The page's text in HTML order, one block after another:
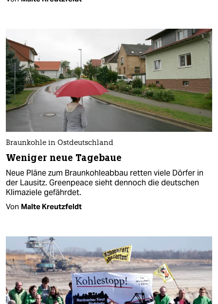
Braunkohle in Ostdeutschland
Weniger neue Tagebaue
Neue Pläne zum Braunkohleabbau retten viele Dörfer in
der Lausitz. Greenpeace sieht dennoch die deutschen
Klimaziele gefährdet.
Von Malte Kreutzfeldt